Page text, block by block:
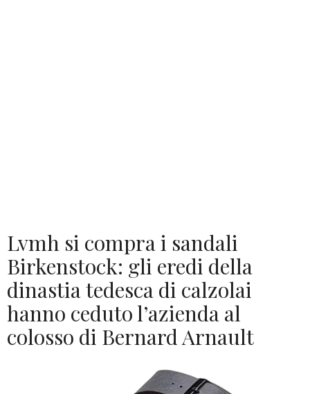
Lvmh si compra i sandali
Birkenstock: gli eredi della
dinastia tedesca di calzolai
hanno ceduto l’azienda al
colosso di Bernard Arnault